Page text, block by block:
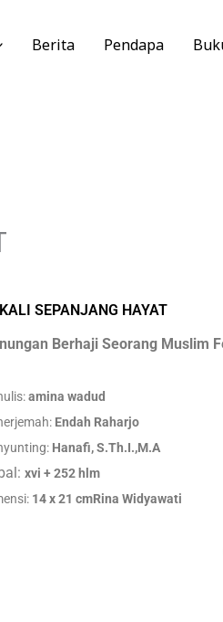
Berita Pendapa
SEPANJANG HAYAT
Berhaji Seorang Muslim
amina wadud
Endah Raharjo
Hanafi, S.Th.I.,M.A
xvi + 252 hlm
14 x 21 cmRina Widyawati